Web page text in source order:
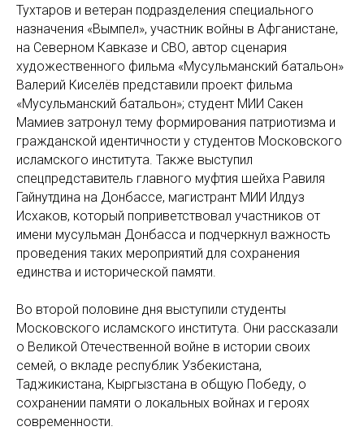
Тухтаров и ветеран подразделения специального
назначения «Вымпел», участник войны в Афганистане,
на Северном Кавказе и СВО, автор сценария
художественного фильма «Мусульманский батальон»
Валерий Киселёв представили проект фильма
«Мусульманский батальон»; студент МИИ Сакен
Мамиев затронул тему формирования патриотизма и
гражданской идентичности у студентов Московского
исламского института. Также выступил
спецпредставитель главного муфтия шейха Равиля
Гайнутдина на Донбассе, магистрант МИИ Илдуз
Исхаков, который поприветствовал участников от
имени мусульман Донбасса и подчеркнул важность
проведения таких мероприятий для сохранения
единства и исторической памяти.
Во второй половине дня выступили студенты
Московского исламского института. Они рассказали
о Великой Отечественной войне в истории своих
семей, о вкладе республик Узбекистана,
Таджикистана, Кыргызстана в общую Победу, о
сохранении памяти о локальных войнах и героях
современности.